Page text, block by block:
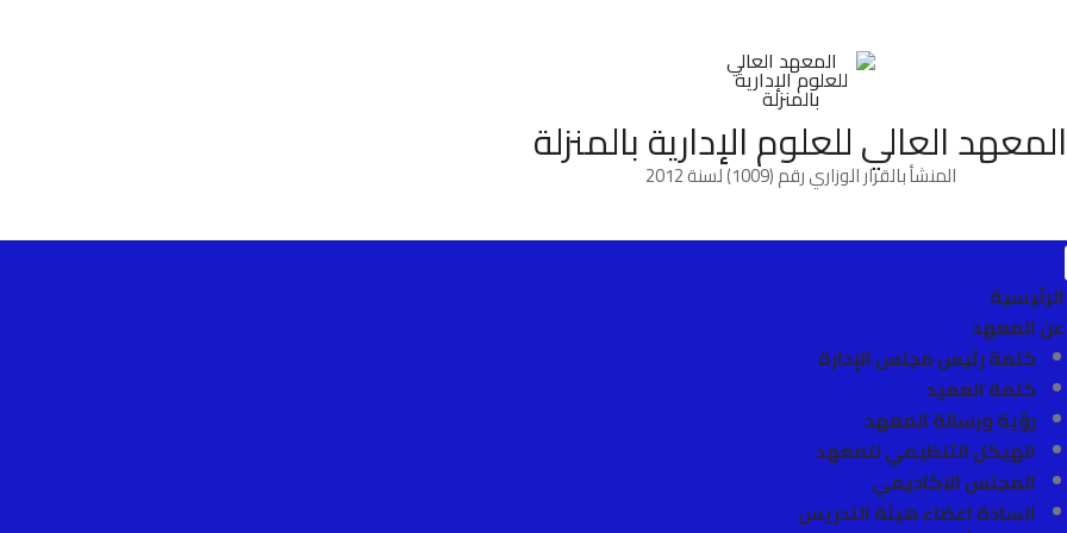
المعهد العالي للعلوم الإدارية بالمنزلة
المنشأ بالقرار الوزاري رقم (1009) لسنة 2012
الرئيسية
عن المعهد
كلمة رئيس مجلس الإدارة
كلمة العميد
رؤية ورسالة المعهد
الهيكل التنظيمي للمعهد
المجلس الاكاديمي
السادة اعضاء هيئة التدريس